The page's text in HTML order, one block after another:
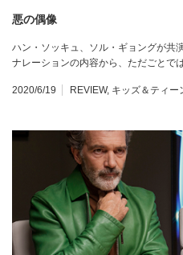
悪の偶像
ハン・ソッキュ、ソル・ギョングが共
ナレーションの内容から、ただごとで
2020/6/19 REVIEW, キッズ＆ティー